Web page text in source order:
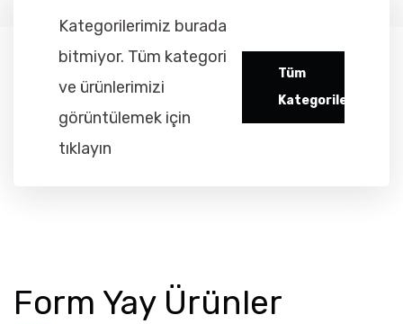
Kategorilerimiz burada
bitmiyor. Tüm kategori
ve ürünlerimizi
görüntülemek için
tıklayın
Tüm
Kategoriler
Form Yay Ürünler